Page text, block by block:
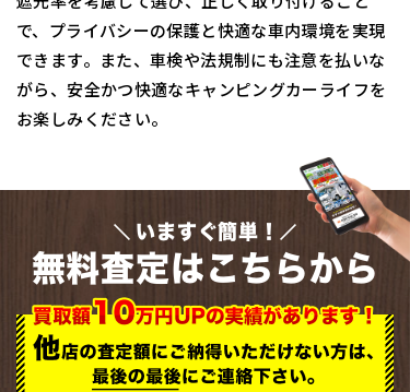
で、プライバシーの保護と快適な車内環境を実現
できます。また、車検や法規制にも注意を払いな
がら、安全かつ快適なキャンピングカーライフを
お楽しみください。
いますぐ簡単！
無料査定はこちらから